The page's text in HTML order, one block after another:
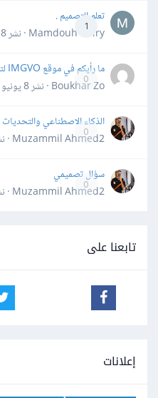
1
تعلم التصميم .
Mamdouh Khiry · نشر
8 يونيو
0
ما رأيكم في موقع IMGVO لتحويل وضغط الصور؟
Boukhar Zo · نشر
8 يونيو
0
الذكاء الاصطناعي والتحديات
Muzammil Ahmed2 · نشر
0
سؤال تصميمي
Muzammil Ahmed2 · نشر
تابعنا على
إعلانات